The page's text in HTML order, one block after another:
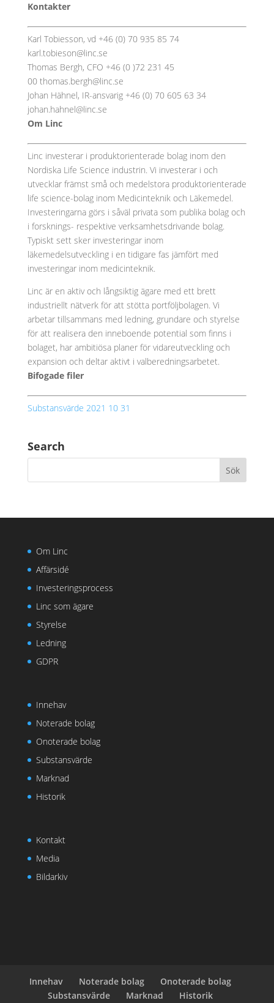
Kontakter
Karl Tobiesson, vd +46 (0) 70 935 85 74
karl.tobieson@linc.se
Thomas Bergh, CFO +46 (0 )72 231 45
00 thomas.bergh@linc.se
Johan Hähnel, IR-ansvarig +46 (0) 70 605 63 34
johan.hahnel@linc.se
Om Linc
Linc investerar i produktorienterade bolag inom den
Nordiska Life Science industrin. Vi investerar i och
utvecklar främst små och medelstora produktorienterade
life science-bolag inom Medicinteknik och Läkemedel.
Investeringarna görs i såväl privata som publika bolag och
i forsknings- respektive verksamhetsdrivande bolag.
Typiskt sett sker investeringar inom
läkemedelsutveckling i en tidigare fas jämfört med
investeringar inom medicinteknik.
Linc är en aktiv och långsiktig ägare med ett brett
industriellt nätverk för att stötta portföljbolagen. Vi
arbetar tillsammans med ledning, grundare och styrelse
för att realisera den inneboende potential som finns i
bolaget, har ambitiösa planer för vidareutveckling och
expansion och deltar aktivt i valberedningsarbetet.
Bifogade filer
Substansvärde 2021 10 31
Search
Om Linc
Affärsidé
Investeringsprocess
Linc som ägare
Styrelse
Ledning
GDPR
Innehav
Noterade bolag
Onoterade bolag
Substansvärde
Marknad
Historik
Kontakt
Media
Bildarkiv
Innehav Noterade bolag
Onoterade bolag
Substansvärde
Marknad Historik